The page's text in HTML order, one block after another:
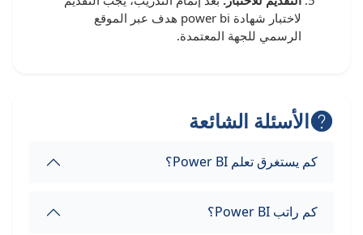
لاختبار شهادة power bi هدف عبر الموقع
الرسمي للجهة المعتمدة.
الأسئلة الشائعة
كم يستغرق تعلم Power BI؟
كم راتب Power BI؟